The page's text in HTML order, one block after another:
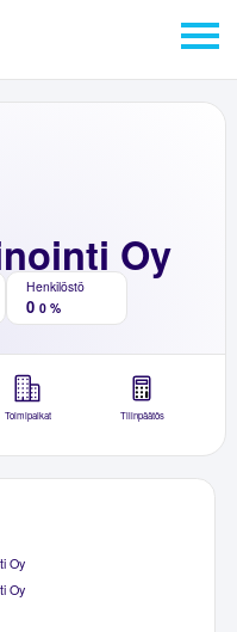
Oy
Henkilöstö
0 0 %
Toimipaikat Tilinpäätös
Oy
Oy